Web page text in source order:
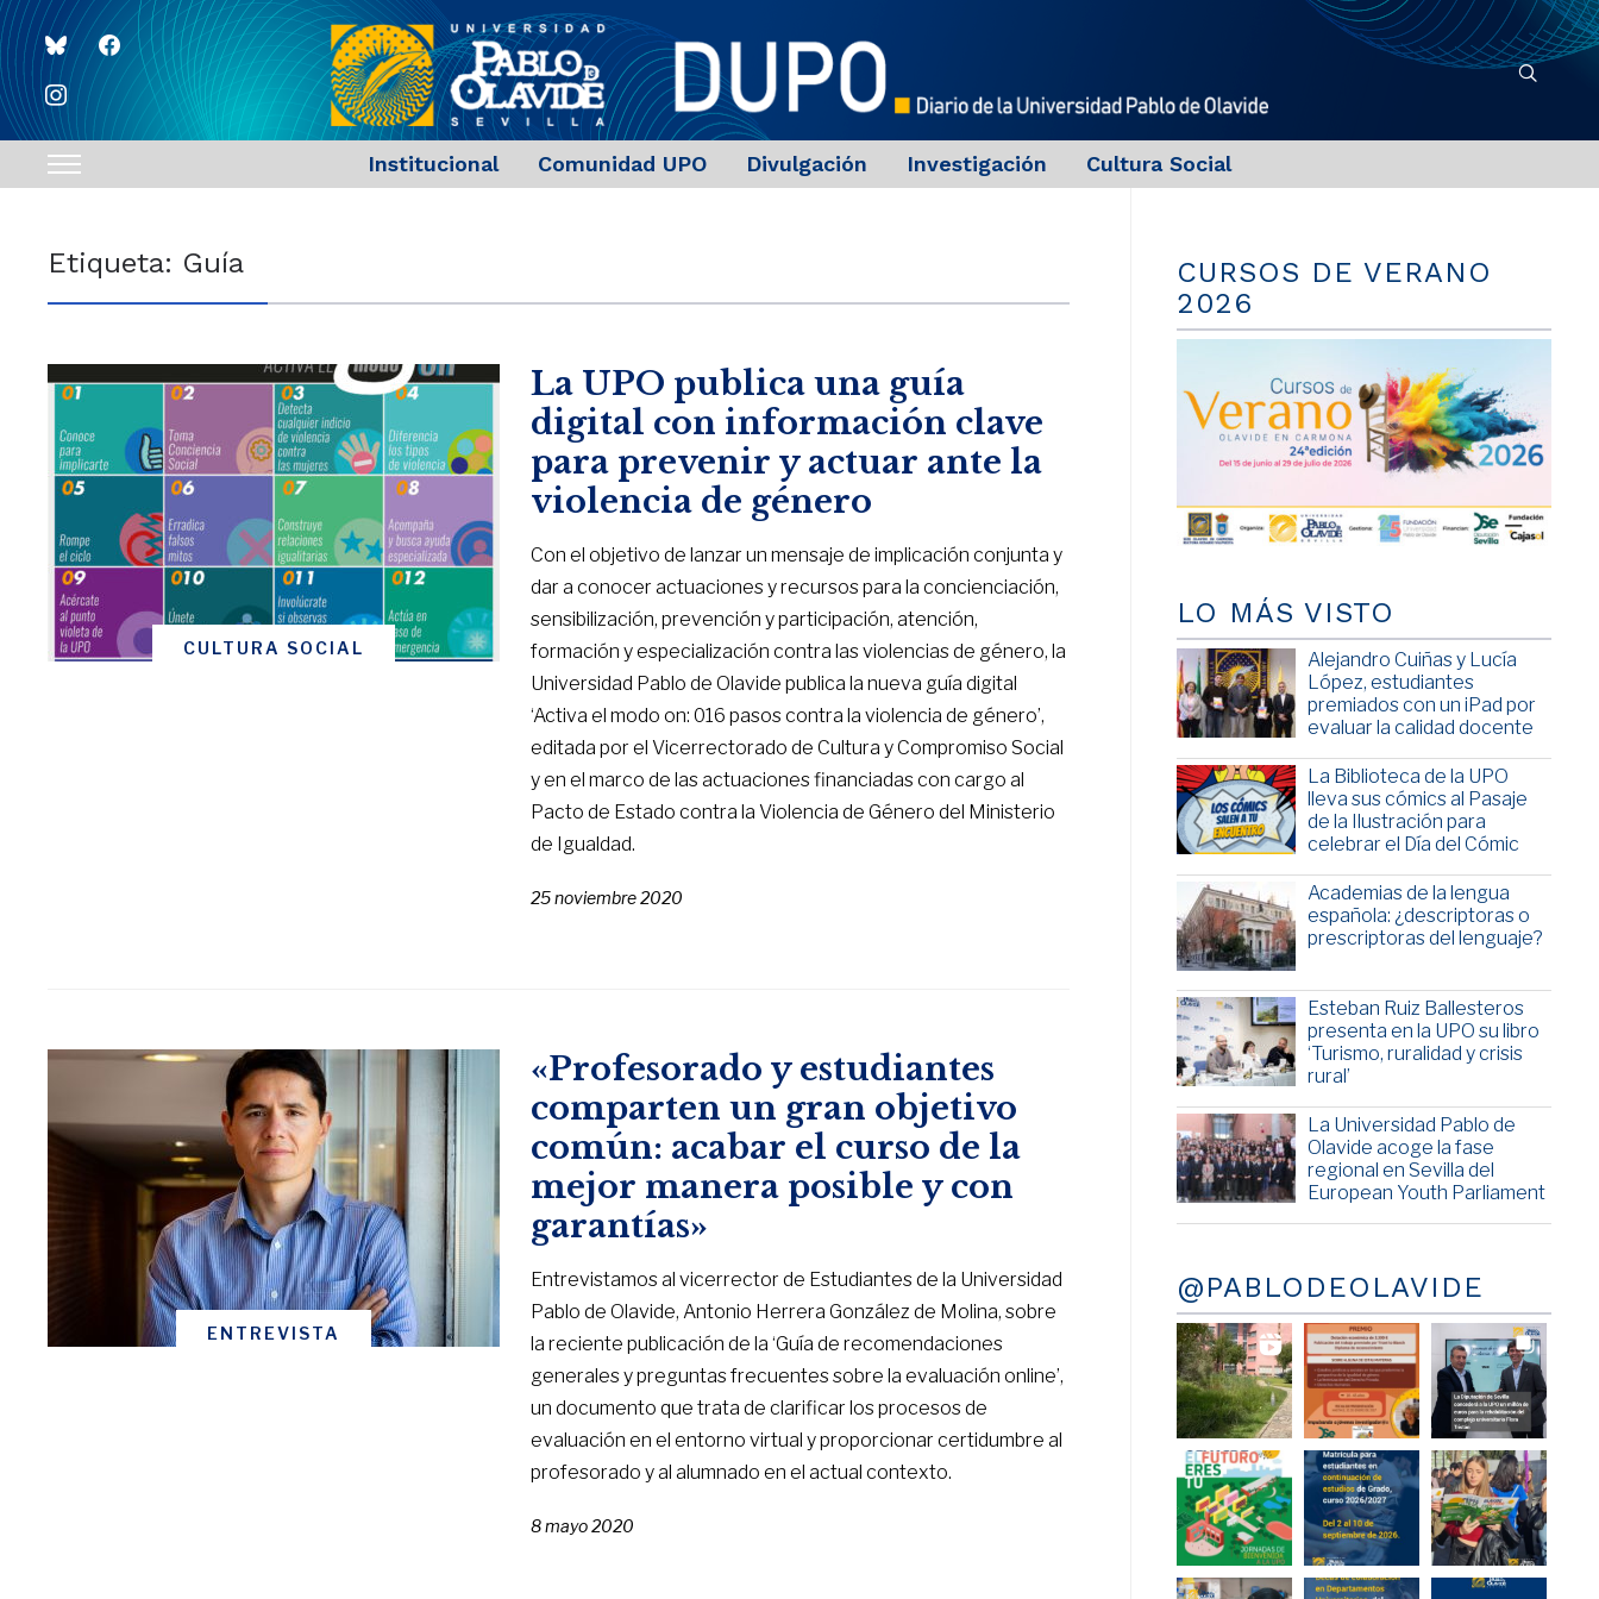
blueskyfacebook
instagram
Toggle
navigation
Institucional Comunidad UPO Divulgación Investigación Cultura Social
Etiqueta: Guía
CULTURA SOCIAL
La UPO publica una guía
digital con información clave
para prevenir y actuar ante la
violencia de género
Con el objetivo de lanzar un mensaje de implicación conjunta y
dar a conocer actuaciones y recursos para la concienciación,
sensibilización, prevención y participación, atención,
formación y especialización contra las violencias de género, la
Universidad Pablo de Olavide publica la nueva guía digital
‘Activa el modo on: 016 pasos contra la violencia de género’,
editada por el Vicerrectorado de Cultura y Compromiso Social
y en el marco de las actuaciones financiadas con cargo al
Pacto de Estado contra la Violencia de Género del Ministerio
de Igualdad.
25 noviembre 2020
ENTREVISTA
«Profesorado y estudiantes
comparten un gran objetivo
común: acabar el curso de la
mejor manera posible y con
garantías»
Entrevistamos al vicerrector de Estudiantes de la Universidad
Pablo de Olavide, Antonio Herrera González de Molina, sobre
la reciente publicación de la ‘Guía de recomendaciones
generales y preguntas frecuentes sobre la evaluación online’,
un documento que trata de clarificar los procesos de
evaluación en el entorno virtual y proporcionar certidumbre al
profesorado y al alumnado en el actual contexto.
8 mayo 2020
CURSOS DE VERANO
2026
LO MÁS VISTO
Alejandro Cuiñas y Lucía
López, estudiantes
premiados con un iPad por
evaluar la calidad docente
La Biblioteca de la UPO
lleva sus cómics al Pasaje
de la Ilustración para
celebrar el Día del Cómic
Academias de la lengua
española: ¿descriptoras o
prescriptoras del lenguaje?
Esteban Ruiz Ballesteros
presenta en la UPO su libro
‘Turismo, ruralidad y crisis
rural’
La Universidad Pablo de
Olavide acoge la fase
regional en Sevilla del
European Youth Parliament
@PABLODEOLAVIDE